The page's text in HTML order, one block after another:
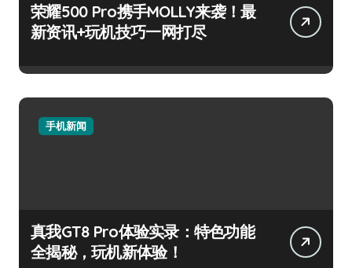
荣耀500 Pro携手MOLLY来袭！最
新资讯+玩机技巧一网打尽
手机新闻
真我GT8 Pro体验实录：特色功能
全揭秘，玩机新体验！